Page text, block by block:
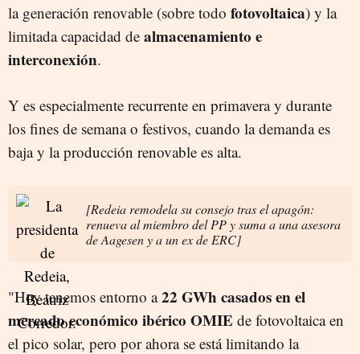
la generación renovable (sobre todo fotovoltaica) y la
limitada capacidad de almacenamiento e
interconexión.
Y es especialmente recurrente en primavera y durante
los fines de semana o festivos, cuando la demanda es
baja y la producción renovable es alta.
[Redeia remodela su consejo tras el apagón:
renueva al miembro del PP y suma a una asesora
de Aagesen y a un ex de ERC]
"Hoy tenemos entorno a22 GWh casados en el
mercado económico ibérico OMIE de fotovoltaica en
el pico solar, pero por ahora se está limitando la